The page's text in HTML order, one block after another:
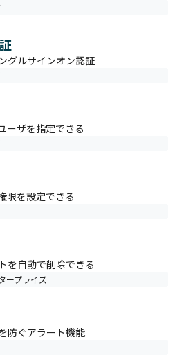
グルサインオン認証
ーザを指定できる
限を設定できる
を自動で削除できる
ープライズ
防ぐアラート機能